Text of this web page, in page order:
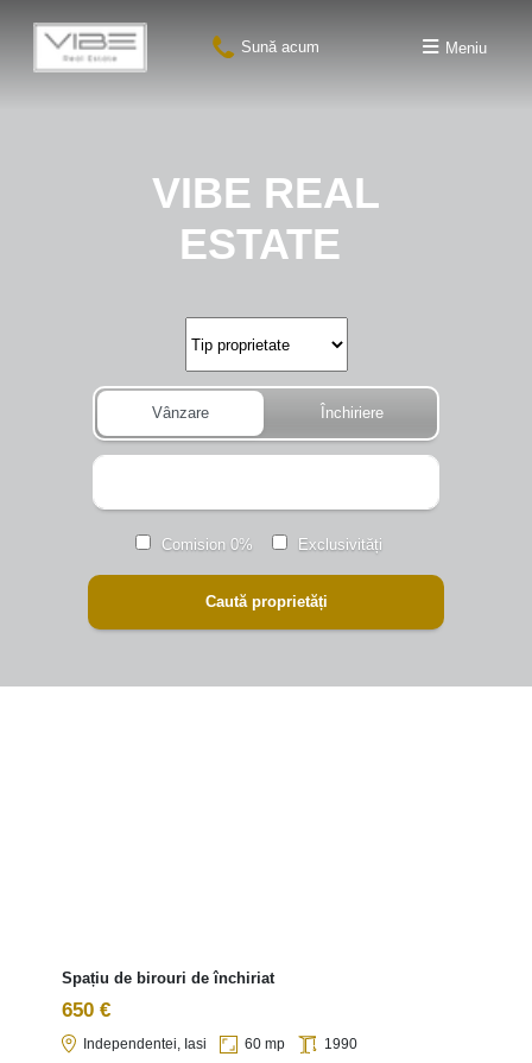
Sună acum Meniu
VIBE REAL
ESTATE
Tip proprietate
Vânzare Închiriere
Comision 0% Exclusivități
Spațiu de birouri de închiriat
650 €
Independentei, Iasi 60 mp 1990